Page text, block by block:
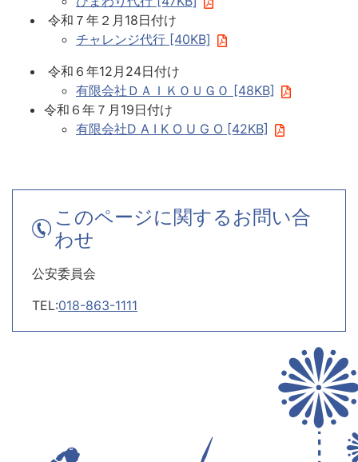
令和７年２月18日付け
チャレンジ代行 [40KB]
令和６年12月24日付け
有限会社ＤＡＩＫＯＵＧＯ [48KB]
令和６年７月19日付け
有限会社D A I K O U G O [42KB]
このページに関するお問い合
わせ
公安委員会
TEL:018-863-1111